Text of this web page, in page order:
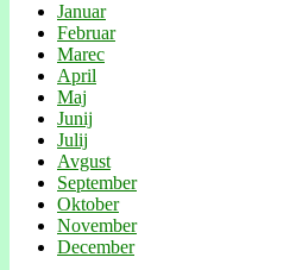
Januar
Februar
Marec
April
Maj
Junij
Julij
Avgust
September
Oktober
November
December